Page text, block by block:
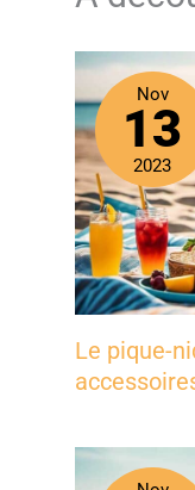
Nov
13
2023
Le pique-